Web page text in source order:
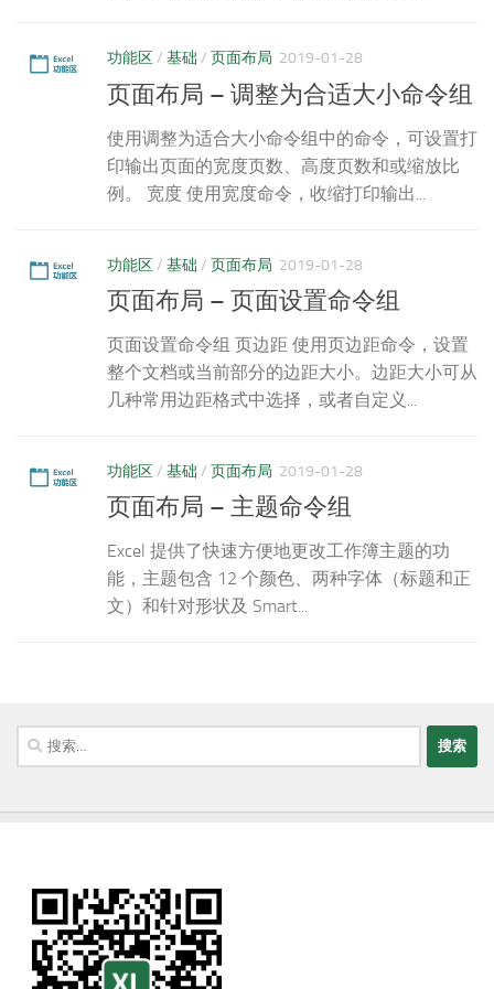
功能区/ 基础 / 页面布局 2019-01-28
页面布局 – 调整为合适大小命令组
使用调整为适合大小命令组中的命令，可设置打
印输出页面的宽度页数、高度页数和或缩放比
例。 宽度 使用宽度命令，收缩打印输出...
功能区/ 基础 / 页面布局 2019-01-28
页面布局 – 页面设置命令组
页面设置命令组 页边距 使用页边距命令，设置
整个文档或当前部分的边距大小。边距大小可从
几种常用边距格式中选择，或者自定义...
功能区/ 基础 / 页面布局 2019-01-28
页面布局 – 主题命令组
Excel 提供了快速方便地更改工作簿主题的功
能，主题包含 12 个颜色、两种字体（标题和正
文）和针对形状及 Smart...
搜
索：